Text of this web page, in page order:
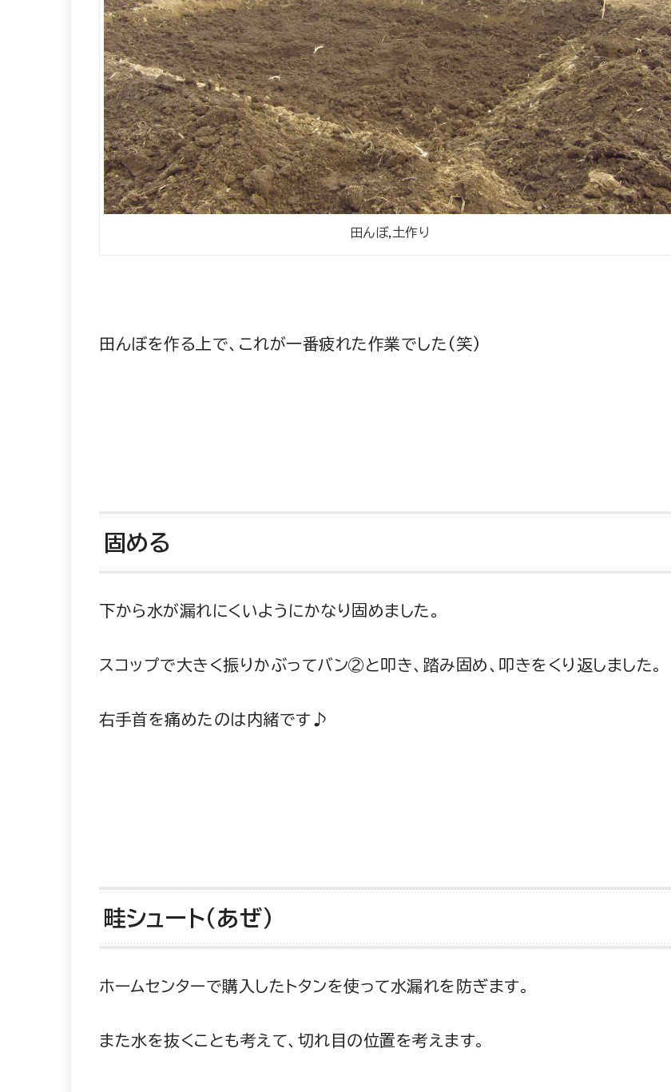
田んぼ,土作り
田んぼを作る上で、これが一番疲れた作業でした(笑)
固める
下から水が漏れにくいようにかなり固めました。
スコップで大きく振りかぶってバン②と叩き、踏み固め、叩きをくり返しました。
右手首を痛めたのは内緒です♪
畦シュート（あぜ）
ホームセンターで購入したトタンを使って水漏れを防ぎます。
また水を抜くことも考えて、切れ目の位置を考えます。